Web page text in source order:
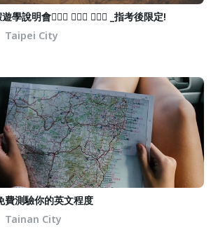
學說明會🤹🏻‍♂️ 🤹🏼‍♂️ 🤹🏽‍♂️ _指考後限定!
Taipei City
費測驗你的英文程度
Tainan City